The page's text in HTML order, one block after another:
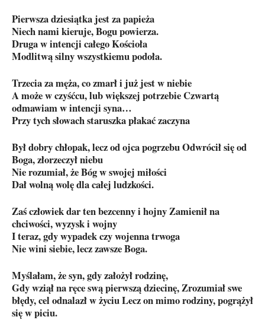
Pierwsza dziesiątka jest za papieża
Niech nami kieruje, Bogu powierza.
Druga w intencji całego Kościoła
Modlitwą silny wszystkiemu podoła.
Trzecia za męża, co zmarł i już jest w niebie
A może w czyśćcu, lub większej potrzebie Czwartą
odmawiam w intencji syna…
Przy tych słowach staruszka płakać zaczyna
Był dobry chłopak, lecz od ojca pogrzebu Odwrócił się od
Boga, złorzeczył niebu
Nie rozumiał, że Bóg w swojej miłości
Dał wolną wolę dla całej ludzkości.
Zaś człowiek dar ten bezcenny i hojny Zamienił na
chciwości, wyzysk i wojny
I teraz, gdy wypadek czy wojenna trwoga
Nie wini siebie, lecz zawsze Boga.
Myślałam, że syn, gdy założył rodzinę,
Gdy wziął na ręce swą pierwszą dziecinę, Zrozumiał swe
błędy, cel odnalazł w życiu Lecz on mimo rodziny, pogrążył
się w piciu.